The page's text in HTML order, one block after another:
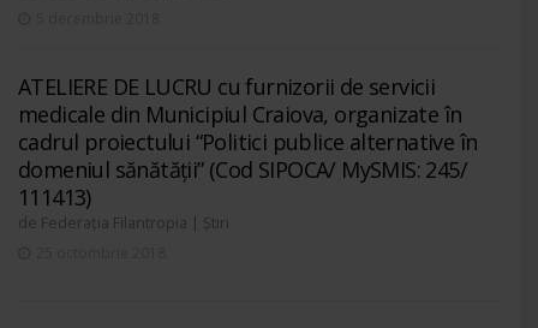
ATELIERE DE LUCRU cu furnizorii de servicii
medicale din Municipiul Craiova, organizate în
cadrul proiectului “Politici publice alternative în
domeniul sănătății” (Cod SIPOCA/ MySMIS: 245/
111413)
de Federația Filantropia | Știri